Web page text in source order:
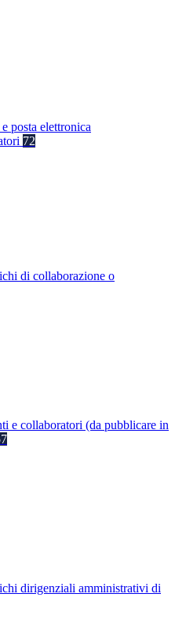
posta elettronica
72
di collaborazione o
e collaboratori (da pubblicare in
dirigenziali amministrativi di